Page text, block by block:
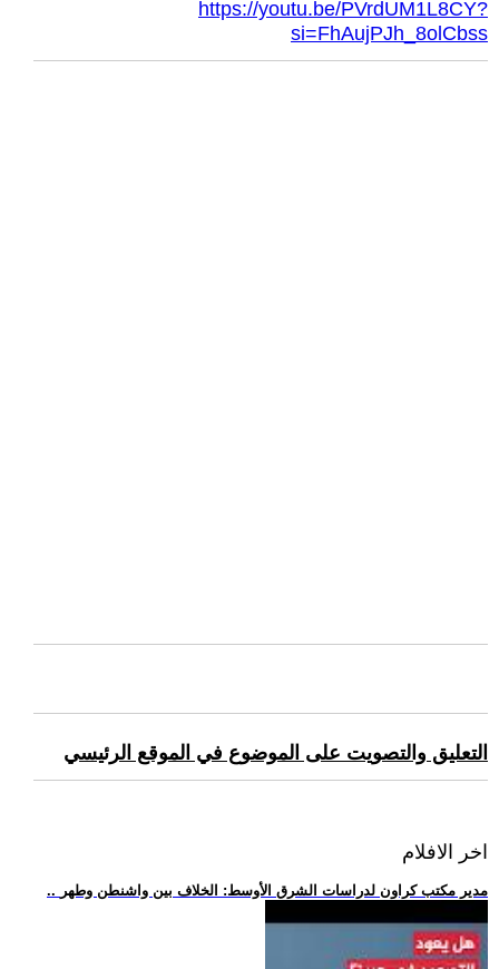
https://youtu.be/PVrdUM1L8CY?
si=FhAujPJh_8olCbss
التعليق والتصويت على الموضوع في الموقع الرئيسي
اخر الافلام
.. مدير مكتب كراون لدراسات الشرق الأوسط: الخلاف بين واشنطن وطهر